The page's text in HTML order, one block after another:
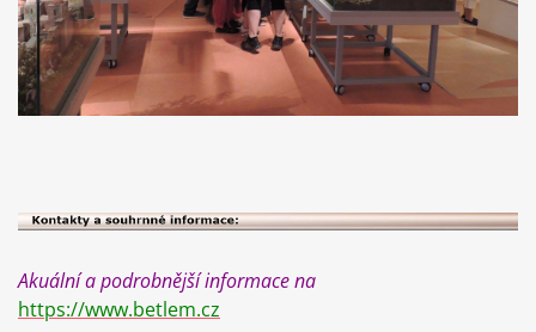
Akuální a podrobnější informace na
https://www.betlem.cz